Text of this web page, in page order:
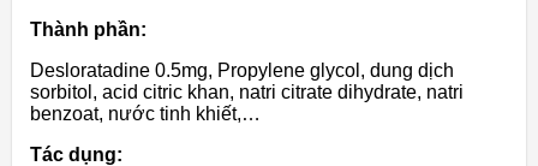
Thành phần:
Desloratadine 0.5mg, Propylene glycol, dung dịch
sorbitol, acid citric khan, natri citrate dihydrate, natri
benzoat, nước tinh khiết,…
Tác dụng: